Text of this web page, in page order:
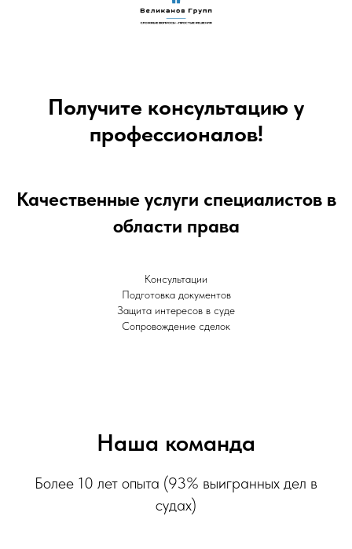
Получите консультацию у
профессионалов!
Качественные услуги специалистов в
области права
Консультации
Подготовка документов
Защита интересов в суде
Сопровождение сделок
Наша команда
Более 10 лет опыта (93% выигранных дел в
судах)